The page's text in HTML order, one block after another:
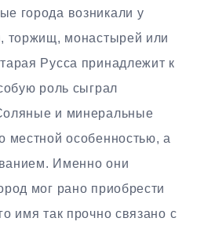
города возникали у
торжищ, монастырей или
Русса принадлежит к
роль сыграл
и минеральные
местной особенностью, а
Именно они
мог рано приобрести
имя так прочно связано с